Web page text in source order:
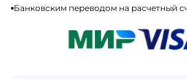
Банковским переводом на расчетный